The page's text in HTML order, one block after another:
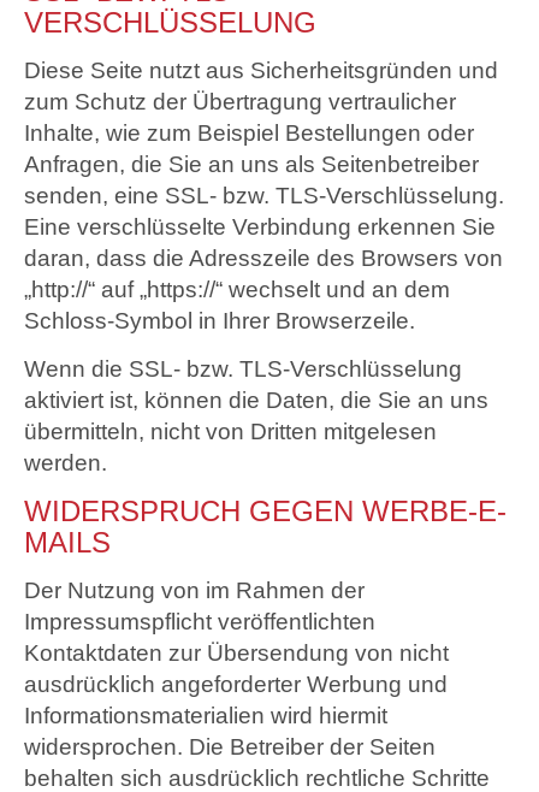
VERSCHLÜSSELUNG
Diese Seite nutzt aus Sicherheitsgründen und
zum Schutz der Übertragung vertraulicher
Inhalte, wie zum Beispiel Bestellungen oder
Anfragen, die Sie an uns als Seitenbetreiber
senden, eine SSL- bzw. TLS-Verschlüsselung.
Eine verschlüsselte Verbindung erkennen Sie
daran, dass die Adresszeile des Browsers von
„http://“ auf „https://“ wechselt und an dem
Schloss-Symbol in Ihrer Browserzeile.
Wenn die SSL- bzw. TLS-Verschlüsselung
aktiviert ist, können die Daten, die Sie an uns
übermitteln, nicht von Dritten mitgelesen
werden.
WIDERSPRUCH GEGEN WERBE-E-
MAILS
Der Nutzung von im Rahmen der
Impressumspflicht veröffentlichten
Kontaktdaten zur Übersendung von nicht
ausdrücklich angeforderter Werbung und
Informationsmaterialien wird hiermit
widersprochen. Die Betreiber der Seiten
behalten sich ausdrücklich rechtliche Schritte